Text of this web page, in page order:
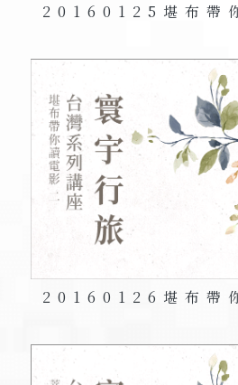
20160125 堪布帶
20160126 堪布帶